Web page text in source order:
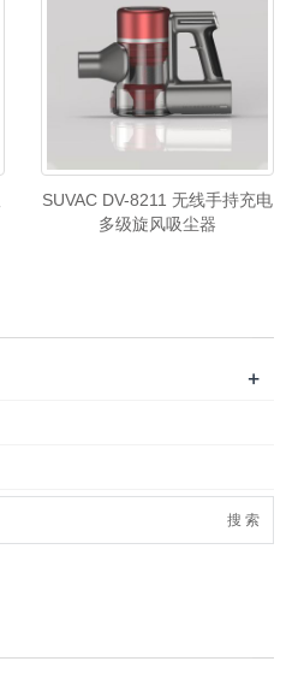
SUVAC DV-8211 无线手持充电
多级旋风吸尘器
+
搜 索